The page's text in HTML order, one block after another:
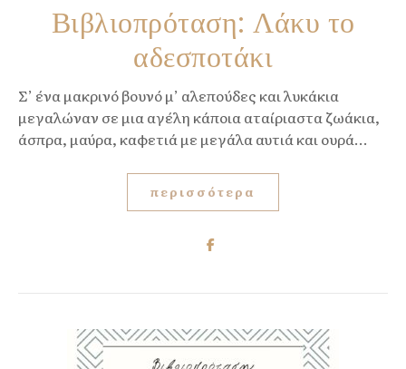
Βιβλιοπρόταση: Λάκυ το
αδεσποτάκι
Σ’ ένα μακρινό βουνό μ’ αλεπούδες και λυκάκια
μεγαλώναν σε μια αγέλη κάποια αταίριαστα ζωάκια,
άσπρα, μαύρα, καφετιά με μεγάλα αυτιά και ουρά...
περισσότερα